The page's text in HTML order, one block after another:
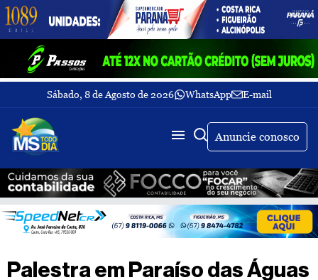
Sábado, 8 de Agosto de 2026 WhatsApp E-mail
Fechar Menu
Últimas
notícias
Galeria
de
fotos
Sobre
Nós
TV
MS
Anuncie conosco
Buscar
Palestra em Paraíso das Águas